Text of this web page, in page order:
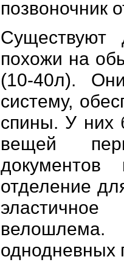
позвоночник
Существуют
похожи на
(10-40л).
систему,
спины. У них
вещей
отделение
однодневных